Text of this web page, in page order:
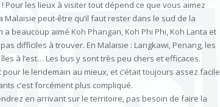
Pour les lieux à visiter tout dépend ce que vous aimez
peut-être qu’il faut rester dans le sud de la
beaucoup aimé Koh Phangan, Koh Phi Phi, Koh Lanta et
difficiles à trouver. En Malaisie : Langkawi, Penang, les
à l’est… Les bus y sont très peu chers et efficaces.
le lendemain au mieux, et c’était toujours assez facile
c’est forcément plus compliqué.
en arrivant sur le territoire, pas besoin de faire la